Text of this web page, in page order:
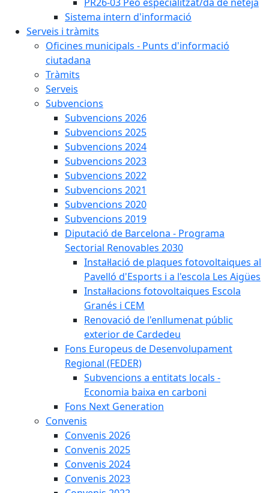
Sistema intern d'informació
Serveis i tràmits
Oficines municipals - Punts d'informació
ciutadana
Tràmits
Serveis
Subvencions
Subvencions 2026
Subvencions 2025
Subvencions 2024
Subvencions 2023
Subvencions 2022
Subvencions 2021
Subvencions 2020
Subvencions 2019
Diputació de Barcelona - Programa
Sectorial Renovables 2030
Instal·lació de plaques fotovoltaiques al
Pavelló d'Esports i a l'escola Les Aigües
Instal·lacions fotovoltaiques Escola
Granés i CEM
Renovació de l'enllumenat públic
exterior de Cardedeu
Fons Europeus de Desenvolupament
Regional (FEDER)
Subvencions a entitats locals -
Economia baixa en carboni
Fons Next Generation
Convenis
Convenis 2026
Convenis 2025
Convenis 2024
Convenis 2023